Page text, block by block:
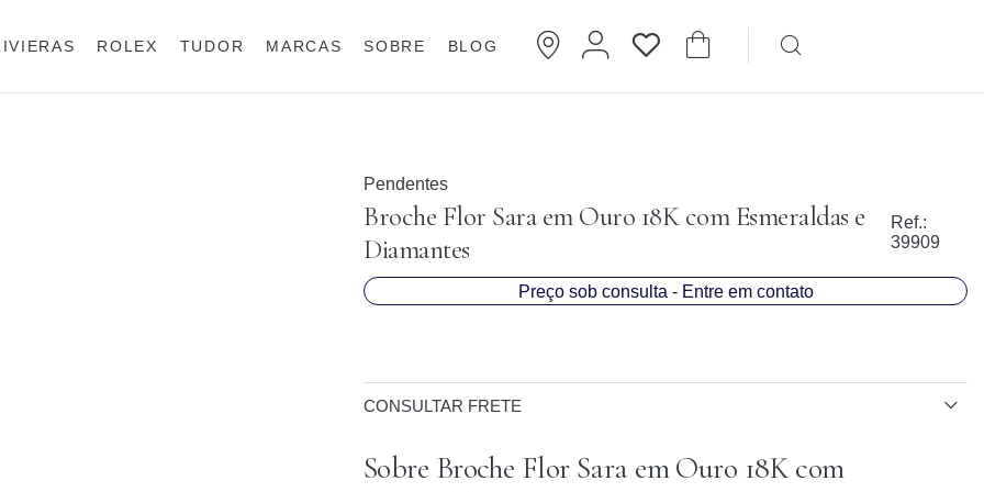
MARCAS SOBRE
ROLEX TUDOR BLOG
Pendentes
Broche Flor Sara em Ouro 18K com Esmeraldas e
Diamantes
Ref.:
39909
Preço sob consulta - Entre em contato
CONSULTAR FRETE
Sobre Broche Flor Sara em Ouro 18K com